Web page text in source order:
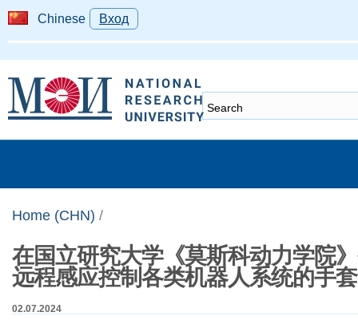
Chinese Вход
Home (CHN) /
在国立研究大学《莫斯科动力学院
远程感应控制各类机器人系统的手套
02.07.2024